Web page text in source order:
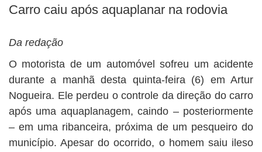
ANUNCIE
Carro caiu após aquaplanar na rodovia
Da redação
O motorista de um automóvel sofreu um acidente
durante a manhã desta quinta-feira (6) em Artur
Nogueira. Ele perdeu o controle da direção do carro
após uma aquaplanagem, caindo – posteriormente
– em uma ribanceira, próxima de um pesqueiro do
município. Apesar do ocorrido, o homem saiu ileso